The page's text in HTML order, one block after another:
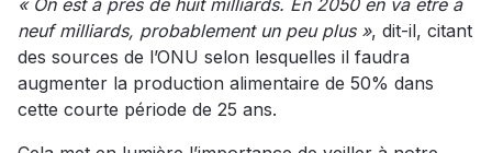
neuf milliards, probablement un peu plus », dit-il, citant
des sources de l’ONU selon lesquelles il faudra
augmenter la production alimentaire de 50% dans
cette courte période de 25 ans.